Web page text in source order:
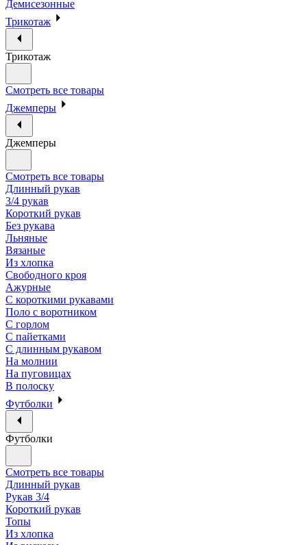
Демисезонные
Трикотаж
Трикотаж
Смотреть все товары
Джемперы
Джемперы
Смотреть все товары
Длинный рукав
3/4 рукав
Короткий рукав
Без рукава
Льняные
Вязаные
Из хлопка
Свободного кроя
Ажурные
С короткими рукавами
Поло с воротником
С горлом
С пайетками
С длинным рукавом
На молнии
На пуговицах
В полоску
Футболки
Футболки
Смотреть все товары
Длинный рукав
Рукав 3/4
Короткий рукав
Топы
Из хлопка